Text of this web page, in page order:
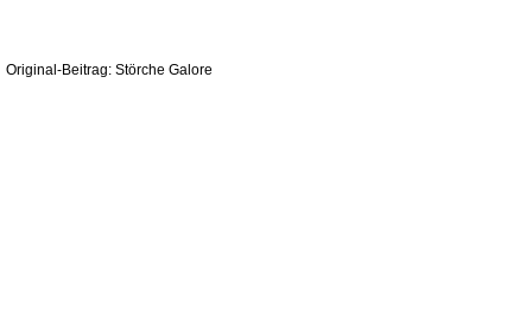
Original-Beitrag: Störche Galore